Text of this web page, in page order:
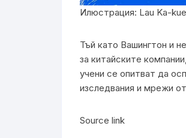
Илюстрация: Lau Ka-
Тъй като Вашингтон и
за китайските
учени се опитват да
изследвания и мрежи
Source link